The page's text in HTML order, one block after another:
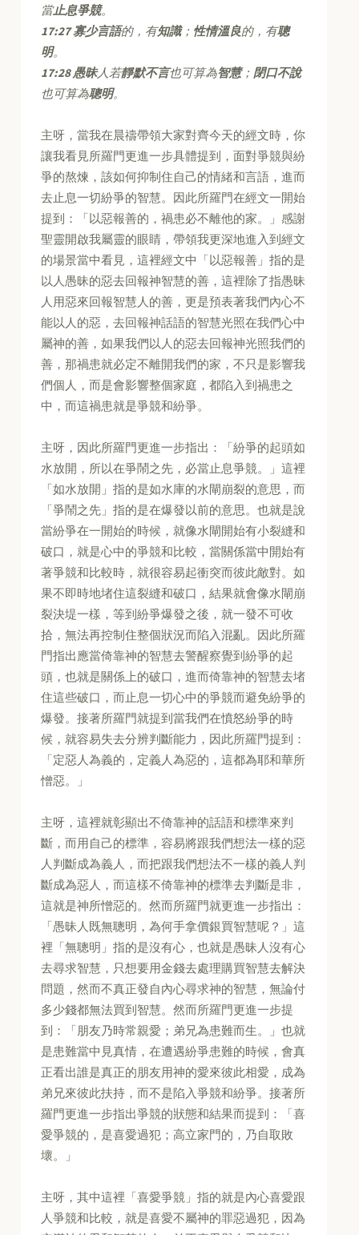
當止息爭競。
17:27寡少言語的，有知識； 性情溫良的，有聰
明。
17:28愚昧人若靜默不言也可算為智慧； 閉口不說
也可算為聰明。
主呀，當我在晨禱帶領大家對齊今天的經文時，你
讓我看見所羅門更進一步具體提到，面對爭競與紛
爭的熬煉，該如何抑制住自己的情緒和言語，進而
去止息一切紛爭的智慧。因此所羅門在經文一開始
提到：「以惡報善的，禍患必不離他的家。」感謝
聖靈開啟我屬靈的眼睛，帶領我更深地進入到經文
的場景當中看見，這裡經文中「以惡報善」指的是
以人愚昧的惡去回報神智慧的善，這裡除了指愚昧
人用惡來回報智慧人的善，更是預表著我們內心不
能以人的惡，去回報神話語的智慧光照在我們心中
屬神的善，如果我們以人的惡去回報神光照我們的
善，那禍患就必定不離開我們的家，不只是影響我
們個人，而是會影響整個家庭，都陷入到禍患之
中，而這禍患就是爭競和紛爭。
主呀，因此所羅門更進一步指出：「紛爭的起頭如
水放開，所以在爭鬧之先，必當止息爭競。」這裡
「如水放開」指的是如水庫的水閘崩裂的意思，而
「爭鬧之先」指的是在爆發以前的意思。也就是說
當紛爭在一開始的時候，就像水閘開始有小裂縫和
破口，就是心中的爭競和比較，當關係當中開始有
著爭競和比較時，就很容易起衝突而彼此敵對。如
果不即時地堵住這裂縫和破口，結果就會像水閘崩
裂決堤一樣，等到紛爭爆發之後，就一發不可收
拾，無法再控制住整個狀況而陷入混亂。因此所羅
門指出應當倚靠神的智慧去警醒察覺到紛爭的起
頭，也就是關係上的破口，進而倚靠神的智慧去堵
住這些破口，而止息一切心中的爭競而避免紛爭的
爆發。接著所羅門就提到當我們在憤怒紛爭的時
候，就容易失去分辨判斷能力，因此所羅門提到：
「定惡人為義的，定義人為惡的，這都為耶和華所
憎惡。」
主呀，這裡就彰顯出不倚靠神的話語和標準來判
斷，而用自己的標準，容易將跟我們想法一樣的惡
人判斷成為義人，而把跟我們想法不一樣的義人判
斷成為惡人，而這樣不倚靠神的標準去判斷是非，
這就是神所憎惡的。然而所羅門就更進一步指出：
「愚昧人既無聰明，為何手拿價銀買智慧呢？」這
裡「無聰明」指的是沒有心，也就是愚昧人沒有心
去尋求智慧，只想要用金錢去處理購買智慧去解決
問題，然而不真正發自內心尋求神的智慧，無論付
多少錢都無法買到智慧。然而所羅門更進一步提
到：「朋友乃時常親愛；弟兄為患難而生。」也就
是患難當中見真情，在遭遇紛爭患難的時候，會真
正看出誰是真正的朋友用神的愛來彼此相愛，成為
弟兄來彼此扶持，而不是陷入爭競和紛爭。接著所
羅門更進一步指出爭競的狀態和結果而提到：「喜
愛爭競的，是喜愛過犯；高立家門的，乃自取敗
壞。」
主呀，其中這裡「喜愛爭競」指的就是內心喜愛跟
人爭競和比較，就是喜愛不屬神的罪惡過犯，因為